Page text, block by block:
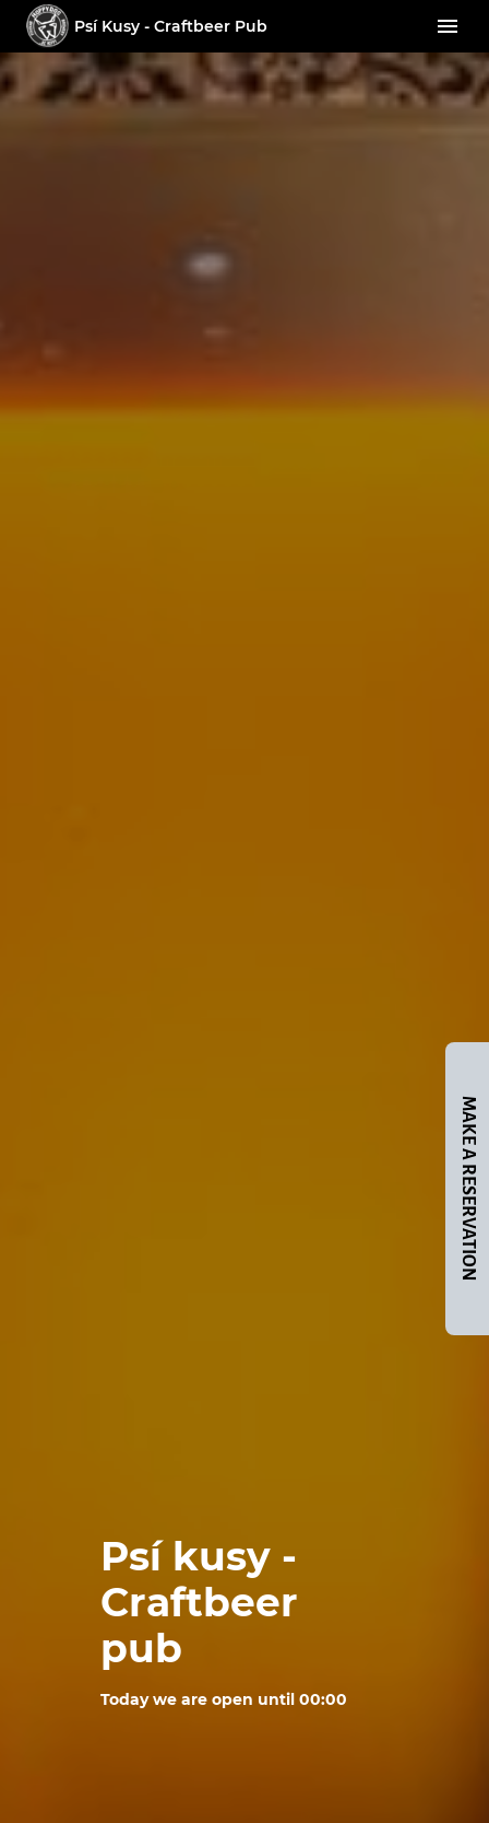
Psí Kusy - Craftbeer Pub
Psí kusy -
Craftbeer
pub
Today we are open until 00:00
MAKE A RESERVATION